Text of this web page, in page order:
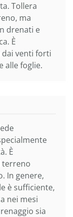
Tollera
ma
drenati e
È
venti forti
alle foglie.
È
terreno
In genere,
è sufficiente,
nei mesi
sia